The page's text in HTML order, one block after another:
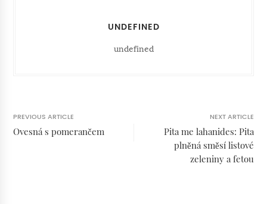
UNDEFINED
undefined
PREVIOUS ARTICLE
Ovesná s pomerančem
NEXT ARTICLE
Pita me lahanides: Pita
plněná směsí listové
zeleniny a fetou